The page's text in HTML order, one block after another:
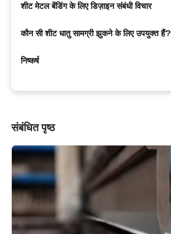
शीट मेटल बेंडिंग के लिए डिज़ाइन संबंधी विचार
कौन सी शीट धातु सामग्री झुकने के लिए उपयुक्त हैं?
निष्कर्ष
संबंधित पृष्ठ